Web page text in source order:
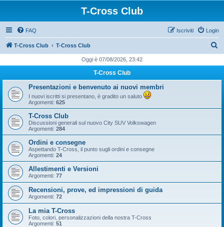
T-Cross Club
FAQ Login
Iscriviti
T-Cross Club T-Cross Club
c
Oggi è 07/08/2026, 23:42
T-Cross Club
Presentazioni e benvenuto ai nuovi membri
I nuovi iscritti si presentano, è gradito un saluto
Argomenti: 625
T-Cross Club
Discussioni generali sul nuovo City SUV Volkswagen
Argomenti: 284
Ordini e consegne
Aspettando T-Cross, il punto sugli ordini e consegne
Argomenti: 24
Allestimenti e Versioni
Argomenti: 77
Recensioni, prove, ed impressioni di guida
Argomenti: 72
La mia T-Cross
Foto, colori, personalizzazioni della nostra T-Cross
Argomenti: 51